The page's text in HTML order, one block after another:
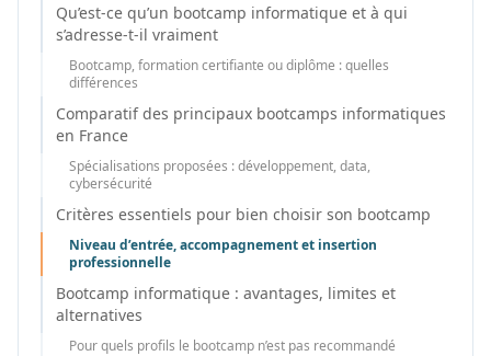
Qu’est-ce qu’un bootcamp informatique et à qui
s’adresse-t-il vraiment
Bootcamp, formation certifiante ou diplôme : quelles
différences
Comparatif des principaux bootcamps informatiques
en France
Spécialisations proposées : développement, data,
cybersécurité
Critères essentiels pour bien choisir son bootcamp
Niveau d’entrée, accompagnement et insertion
professionnelle
Bootcamp informatique : avantages, limites et
alternatives
Pour quels profils le bootcamp n’est pas recommandé